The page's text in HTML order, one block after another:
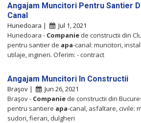
Angajam Muncitori Pentru Santier
Canal
Hunedoara |
Jul 1, 2021
Hunedoara - Companie de constructii din
pentru santier de apa-canal: muncitori,
utilaje, ingineri. Oferim: - contract
Angajam Muncitori In Constructii
Braşov |
Jun 26, 2021
Braşov - Companie de constructii din
pentru santiere apa-canal, asfaltare, civile:
sudori, fierari, dulgheri